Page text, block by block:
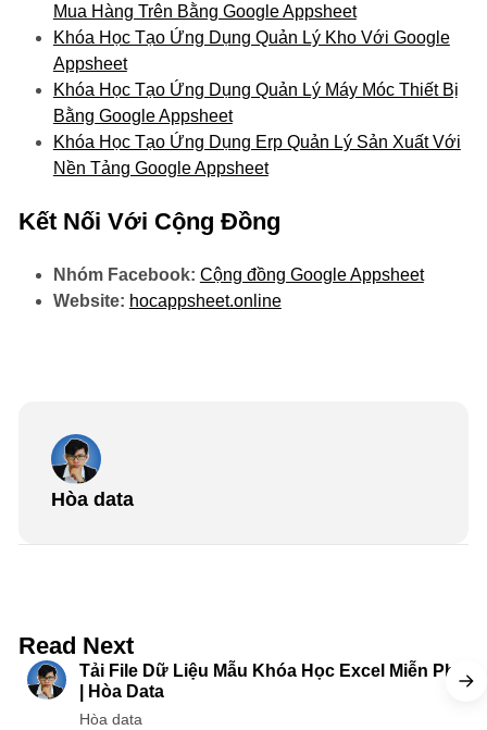
Mua Hàng Trên Bằng Google Appsheet
Khóa Học Tạo Ứng Dụng Quản Lý Kho Với Google
Appsheet
Khóa Học Tạo Ứng Dụng Quản Lý Máy Móc Thiết Bị
Bằng Google Appsheet
Khóa Học Tạo Ứng Dụng Erp Quản Lý Sản Xuất Với
Nền Tảng Google Appsheet
Kết Nối Với Cộng Đồng
Nhóm Facebook: Cộng đồng Google Appsheet
Website: hocappsheet.online
Hòa data
Read Next
Tải File Dữ Liệu Mẫu Khóa Học Excel Miễn Phí
| Hòa Data
Hòa data